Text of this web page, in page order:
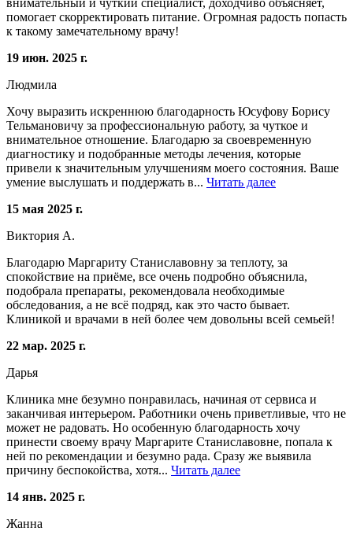
внимательный и чуткий специалист, доходчиво объясняет,
помогает скорректировать питание. Огромная радость попасть
к такому замечательному врачу!
19 июн. 2025 г.
Людмила
Хочу выразить искреннюю благодарность Юсуфову Борису
Тельмановичу за профессиональную работу, за чуткое и
внимательное отношение. Благодарю за своевременную
диагностику и подобранные методы лечения, которые
привели к значительным улучшениям моего состояния. Ваше
умение выслушать и поддержать в... Читать далее
15 мая 2025 г.
Виктория А.
Благодарю Маргариту Станиславовну за теплоту, за
спокойствие на приёме, все очень подробно объяснила,
подобрала препараты, рекомендовала необходимые
обследования, а не всё подряд, как это часто бывает.
Клиникой и врачами в ней более чем довольны всей семьей!
22 мар. 2025 г.
Дарья
Клиника мне безумно понравилась, начиная от сервиса и
заканчивая интерьером. Работники очень приветливые, что не
может не радовать. Но особенную благодарность хочу
принести своему врачу Маргарите Станиславовне, попала к
ней по рекомендации и безумно рада. Сразу же выявила
причину беспокойства, хотя... Читать далее
14 янв. 2025 г.
Жанна